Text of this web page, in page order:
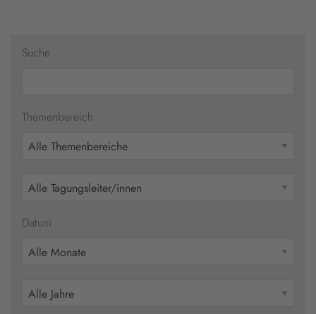
Suche
Themenbereich
Datum